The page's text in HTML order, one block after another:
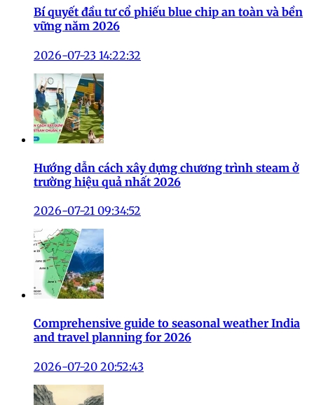
Bí quyết đầu tư cổ phiếu blue chip an toàn và bền
vững năm 2026
2026-07-23 14:22:32
Hướng dẫn cách xây dựng chương trình steam ở
trường hiệu quả nhất 2026
2026-07-21 09:34:52
Comprehensive guide to seasonal weather India
and travel planning for 2026
2026-07-20 20:52:43